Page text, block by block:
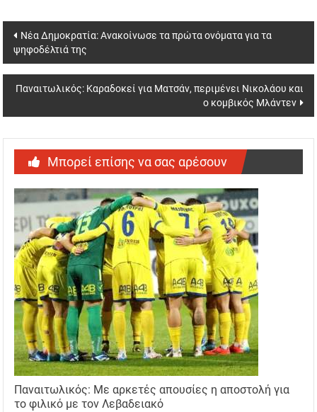
Post
navigation
Νέα Δημοκρατία: Ανακοίνωσε τα πρώτα ονόματα για τα
ψηφοδέλτιά της
Παναιτωλικός: Καραδοκεί για Ματσάν, περιμένει Νικολάου και
ο κομβικός Μλάντεν
Μπορεί επίσης να σας αρέσουν
Παναιτωλικός: Με αρκετές απουσίες η αποστολή για
το φιλικό με τον Λεβαδειακό